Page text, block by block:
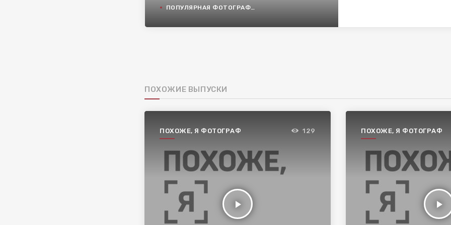
ПОПУЛЯРНАЯ ФОТОГРАФИЯ
ПОХОЖИЕ ВЫПУСКИ
ПОХОЖЕ, Я ФОТОГРАФ
play_arrow
129 ПОХОЖЕ, Я ФОТОГРАФ
play_arrow